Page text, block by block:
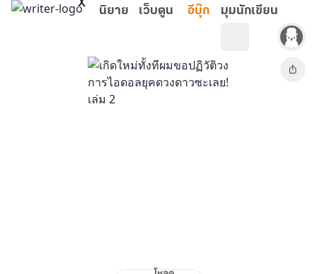
ข้ามไปยังเนื้อหาหลักนิยาย เว็บตูน อีบุ๊ก มุมนักเขียน